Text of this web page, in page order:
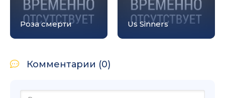
Роза смерти Us Sinners
Комментарии (0)